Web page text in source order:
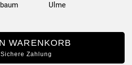
Ulme
WARENKORB
Sichere Zahlung